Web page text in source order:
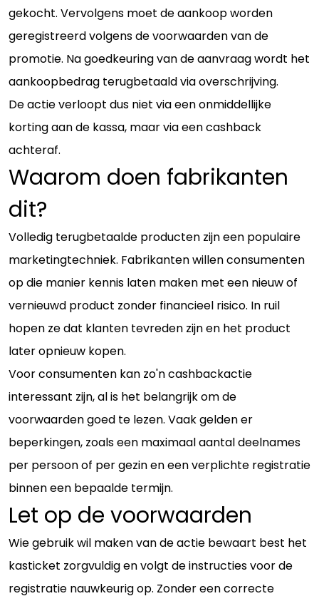
gekocht. Vervolgens moet de aankoop worden
geregistreerd volgens de voorwaarden van de
promotie. Na goedkeuring van de aanvraag wordt het
aankoopbedrag terugbetaald via overschrijving.
De actie verloopt dus niet via een onmiddellijke
korting aan de kassa, maar via een cashback
achteraf.
Waarom doen fabrikanten
dit?
Volledig terugbetaalde producten zijn een populaire
marketingtechniek. Fabrikanten willen consumenten
op die manier kennis laten maken met een nieuw of
vernieuwd product zonder financieel risico. In ruil
hopen ze dat klanten tevreden zijn en het product
later opnieuw kopen.
Voor consumenten kan zo'n cashbackactie
interessant zijn, al is het belangrijk om de
voorwaarden goed te lezen. Vaak gelden er
beperkingen, zoals een maximaal aantal deelnames
per persoon of per gezin en een verplichte registratie
binnen een bepaalde termijn.
Let op de voorwaarden
Wie gebruik wil maken van de actie bewaart best het
kasticket zorgvuldig en volgt de instructies voor de
registratie nauwkeurig op. Zonder een correcte